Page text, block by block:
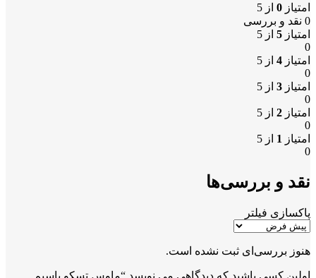
امتیاز 0 از 5
0 نقد و بررسی
امتیاز 5 از 5
0
امتیاز 4 از 5
0
امتیاز 3 از 5
0
امتیاز 2 از 5
0
امتیاز 1 از 5
0
نقد و بررسی‌ها
پاکسازی فیلتر
هنوز بررسی‌ای ثبت نشده است.
اولین کسی باشید که دیدگاهی می نویسد “ماوس تسکو باسیم